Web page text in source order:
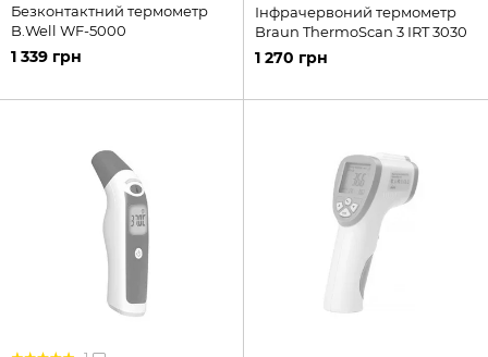
Безконтактний термометр
B.Well WF-5000
1 339 грн
Інфрачервоний термометр
Braun ThermoScan 3 IRT 3030
1 270 грн